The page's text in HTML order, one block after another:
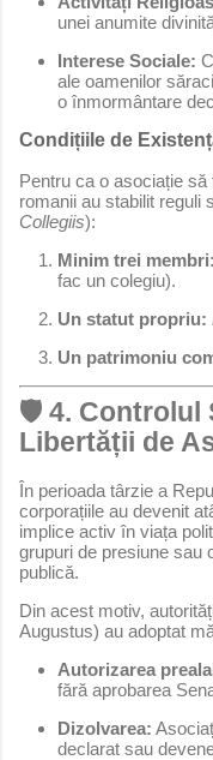
unei anumite
Interese Sociale:
ale oamenilor
o înmormântare
Condițiile de
Pentru ca o asociație
romanii au stabilit reguli
Collegiis):
Minim trei membri:
fac un colegiu).
Un statut propriu:
Un patrimoniu
🛡️ 4. Controlul
Libertății de
În perioada târzie a
corporațiile au devenit
implice activ în viața
grupuri de presiune sau
publică.
Din acest motiv,
Augustus) au adoptat
Autorizarea
fără aprobarea
Dizolvarea:
declarat sau